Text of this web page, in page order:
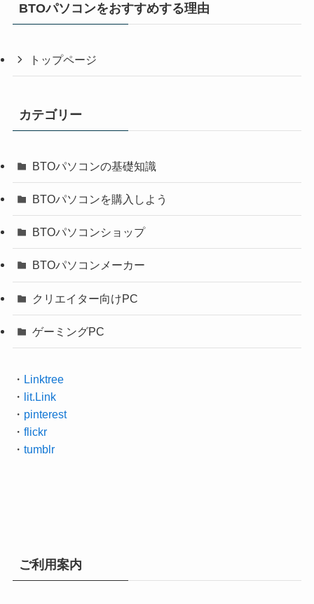
BTOパソコンをおすすめする理由
トップページ
カテゴリー
BTOパソコンの基礎知識
BTOパソコンを購入しよう
BTOパソコンショップ
BTOパソコンメーカー
クリエイター向けPC
ゲーミングPC
・ Linktree
・ lit.Link
・ pinterest
・ flickr
・ tumblr
ご利用案内